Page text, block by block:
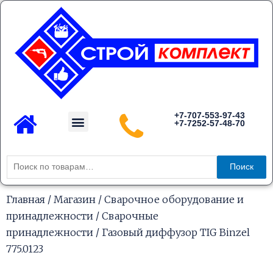
Перейти
содержимому
Menu
+7-707-553-97-43
+7-7252-57-48-70
Искать:
Поиск
Главная / Магазин / Сварочное оборудование и
принадлежности / Сварочные
принадлежности / Газовый диффузор TIG Binzel
775.0123